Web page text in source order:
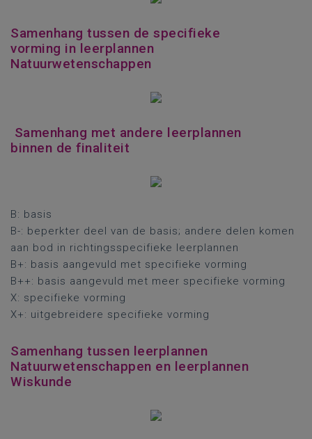
Samenhang tussen de specifieke
vorming in leerplannen
Natuurwetenschappen
Samenhang met andere leerplannen
binnen de finaliteit
B: basis
B-: beperkter deel van de basis; andere delen komen
aan bod in richtingsspecifieke leerplannen
B+: basis aangevuld met specifieke vorming
B++: basis aangevuld met meer specifieke vorming
X: specifieke vorming
X+: uitgebreidere specifieke vorming
Samenhang tussen leerplannen
Natuurwetenschappen en leerplannen
Wiskunde